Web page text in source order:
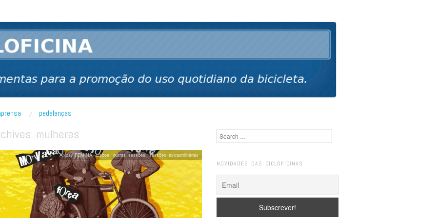
bicicleta
pedalanças
mulheres
Anjos,FEMINA,Lisboa,outras sessões,sessões extraordinárias
Search
NOVIDADES DAS CICLOFICINAS